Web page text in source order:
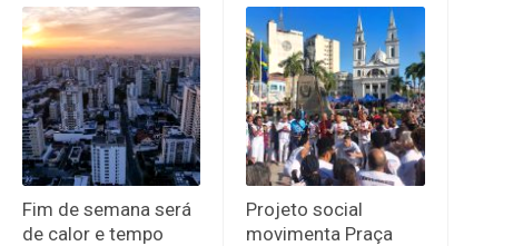
Fim de semana será
de calor e tempo
Projeto social
movimenta Praça